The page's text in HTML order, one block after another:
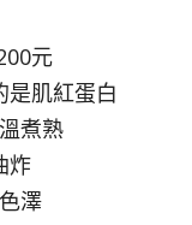
元
是肌紅蛋白
煮熟
炸
澤